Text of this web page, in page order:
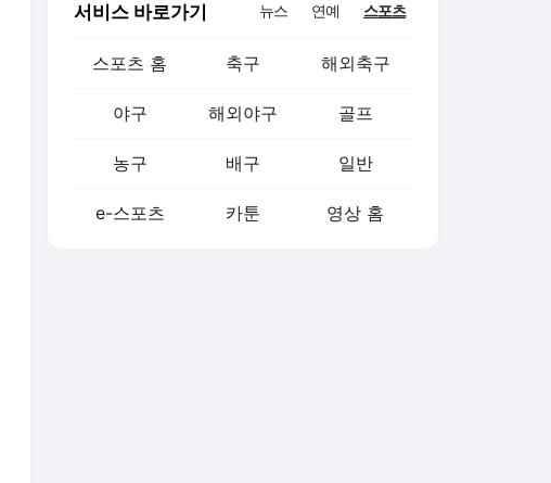
서비스 바로가기 뉴스 연예 스포츠
스포츠 홈 축구 해외축구
야구 해외야구 골프
농구 배구 일반
e-스포츠 카툰 영상 홈